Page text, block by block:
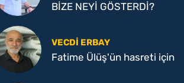
BİZE NEYİ GÖSTERDİ?
VECDI ERBAY
Fatime Ülüş'ün hasreti için